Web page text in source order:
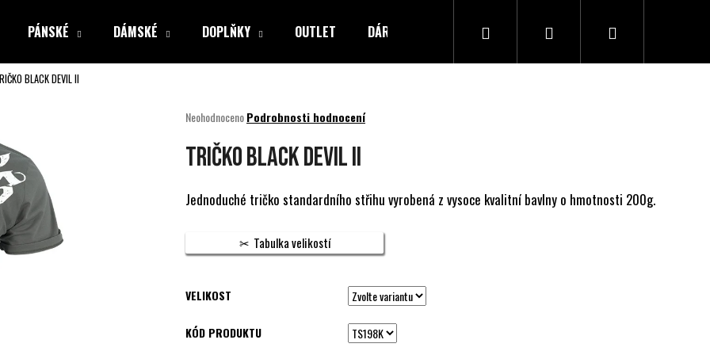
PÁNSKÉ DÁMSKÉ DOPLŇKY OUTLET DÁRKOVÝ POUKAZ Hledat Přihlášení Nákupní
BLACK DEVIL II
Průměrné
produktu
z
5
NeohodnocenoPodrobnosti hodnocení
TRIČKO BLACK DEVIL II
Jednoduché tričko standardního střihu vyrobená z vysoce kvalitní bavlny o hmotnosti 200g.
Tabulka velikostí
VELIKOST
KÓD PRODUKTU
Co potřebujete najít?
HLEDAT